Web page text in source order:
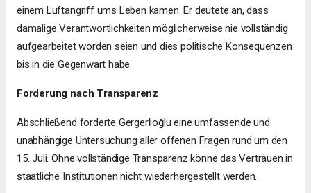
einem Luftangriff ums Leben kamen. Er deutete an, dass
damalige Verantwortlichkeiten möglicherweise nie vollständig
aufgearbeitet worden seien und dies politische Konsequenzen
bis in die Gegenwart habe.
Forderung nach Transparenz
Abschließend forderte Gergerlioğlu eine umfassende und
unabhängige Untersuchung aller offenen Fragen rund um den
15. Juli. Ohne vollständige Transparenz könne das Vertrauen in
staatliche Institutionen nicht wiederhergestellt werden.